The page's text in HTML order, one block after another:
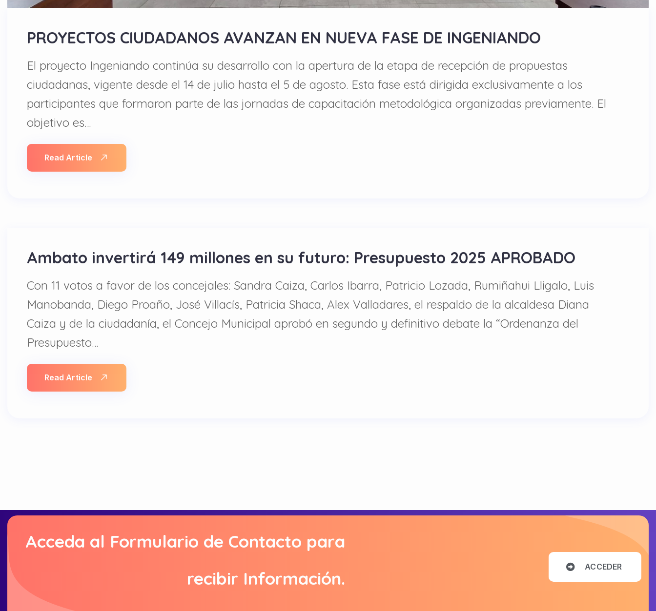
PROYECTOS CIUDADANOS AVANZAN EN NUEVA FASE DE INGENIANDO
El proyecto Ingeniando continúa su desarrollo con la apertura de la etapa de recepción de propuestas
ciudadanas, vigente desde el 14 de julio hasta el 5 de agosto. Esta fase está dirigida exclusivamente a los
participantes que formaron parte de las jornadas de capacitación metodológica organizadas previamente. El
objetivo es…
Read Article
Ambato invertirá 149 millones en su futuro: Presupuesto 2025 APROBADO
Con 11 votos a favor de los concejales: Sandra Caiza, Carlos Ibarra, Patricio Lozada, Rumiñahui Lligalo, Luis
Manobanda, Diego Proaño, José Villacís, Patricia Shaca, Alex Valladares, el respaldo de la alcaldesa Diana
Caiza y de la ciudadanía, el Concejo Municipal aprobó en segundo y definitivo debate la “Ordenanza del
Presupuesto…
Read Article
Acceda al Formulario de Contacto para
recibir Información.
ACCEDER